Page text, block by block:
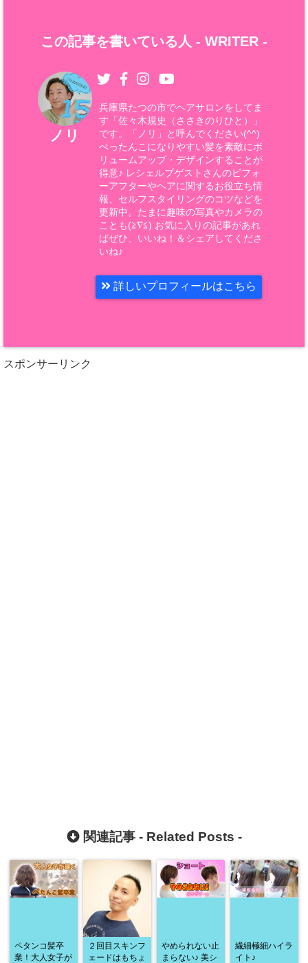
この記事を書いている人 - WRITER -
ノリ
兵庫県たつの市でヘアサロンをしてま
す「佐々木規史（ささきのりひと）」
です。「ノリ」と呼んでください(^^)
ぺったんこになりやすい髪を素敵にボ
リュームアップ・デザインすることが
得意♪ レシェルブゲストさんのビフォ
ーアフターやヘアに関するお役立ち情
報、セルフスタイリングのコツなどを
更新中。たまに趣味の写真やカメラの
ことも(≧∇≦) お気に入りの記事があれ
ばぜひ、いいね！＆シェアしてくださ
いね♪
詳しいプロフィールはこちら
スポンサーリンク
関連記事 - Related Posts -
ペタンコ髪卒
業！大人女子が
２回目スキンフ
ェードはもちょ
やめられない止
まらない♪ 美シ
繊細極細ハイラ
イト♪